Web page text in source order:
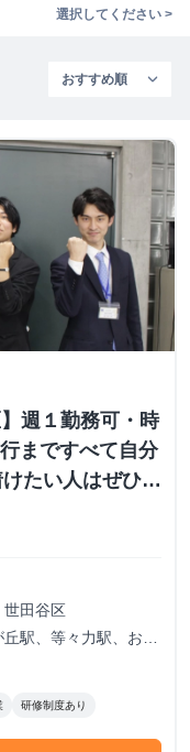
選択してください >
週１勤務可・時
まですべて自分
たい人はぜひご
世田谷区
駅、等々力駅、お花
研修制度あり